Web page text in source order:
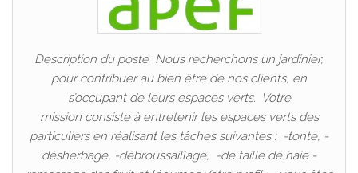
Description du poste Nous recherchons un jardinier,
pour contribuer au bien être de nos clients, en
s’occupant de leurs espaces verts. Votre
mission consiste à entretenir les espaces verts des
particuliers en réalisant les tâches suivantes : -tonte, -
désherbage, -débroussaillage, -de taille de haie -